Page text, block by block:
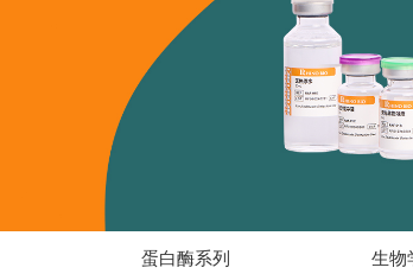
蛋白酶系列 生物